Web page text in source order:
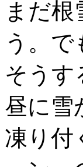
まだ
う。
そうす
昼に雪
凍り付